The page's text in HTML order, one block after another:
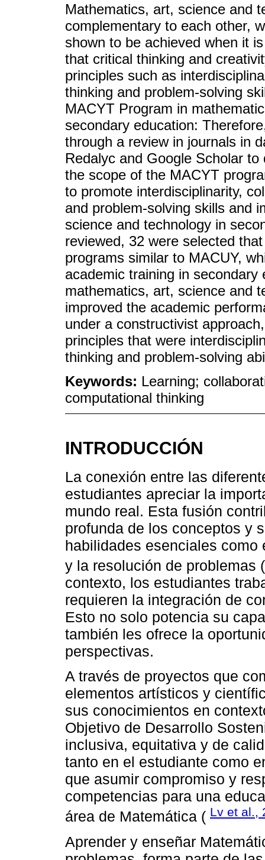
Mathematics, art, science and
complementary to each other,
shown to be achieved when it
that critical thinking and
principles such as
thinking and problem-solving
MACYT Program in
secondary education:
through a review in journals in
Redalyc and Google Scholar
the scope of the MACYT
to promote interdisciplinarity,
and problem-solving skills and
science and technology in
reviewed, 32 were selected
programs similar to MACUY,
academic training in
mathematics, art, science and
improved the academic
under a constructivist
principles that were
thinking and problem-solving
Keywords: Learning;
computational thinking
INTRODUCCIÓN
La conexión entre las
estudiantes apreciar la
mundo real. Esta fusión
profunda de los conceptos y
habilidades esenciales
y la resolución de problemas (
contexto, los estudiantes
requieren la integración de
Esto no solo potencia su
también les ofrece la
perspectivas.
A través de proyectos que
elementos artísticos y
sus conocimientos en
Objetivo de Desarrollo
inclusiva, equitativa y de
tanto en el estudiante como
que asumir compromiso y
competencias para una
área de Matemática ( Lv et al.,
Aprender y enseñar